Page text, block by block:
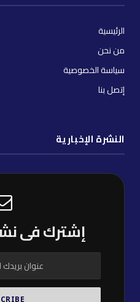
الرئيسية
من نحن
سياسة الخصوصية
إتصل بنا
النشرة الإخبارية
إشترك فى